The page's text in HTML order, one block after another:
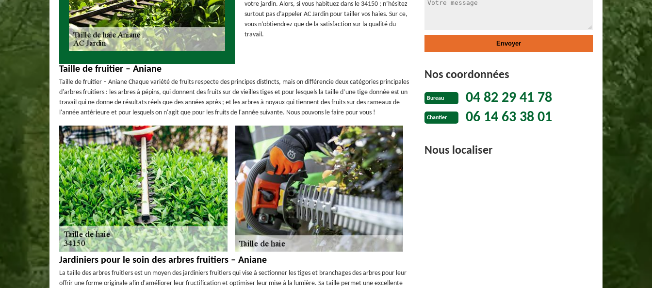
votre jardin. Alors, si vous habituez dans le 34150 ; n’hésitez
surtout pas d’appeler AC Jardin pour tailler vos haies. Sur ce,
vous n’obtiendrez que de la satisfaction sur la qualité du
travail.
Taille de fruitier – Aniane
Taille de fruitier – Aniane Chaque variété de fruits respecte des principes distincts, mais on différencie deux catégories principales
d'arbres fruitiers : les arbres à pépins, qui donnent des fruits sur de vieilles tiges et pour lesquels la taille d’une tige donnée est un
travail qui ne donne de résultats réels que des années après ; et les arbres à noyaux qui tiennent des fruits sur des rameaux de
l'année antérieure et pour lesquels on n'agit que pour les fruits de l'année suivante. Nous pouvons le faire pour vous !
Jardiniers pour le soin des arbres fruitiers – Aniane
La taille des arbres fruitiers est un moyen des jardiniers fruitiers qui vise à sectionner les tiges et branchages des arbres pour leur
offrir une forme originale afin d'améliorer leur fructification et optimiser leur mise à la lumière. Sa taille permet une excellente
Nos coordonnées
Bureau 04 82 29 41 78
Chantier 06 14 63 38 01
Nous localiser